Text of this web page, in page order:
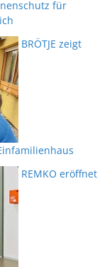
für
BRÖTJE zeigt
REMKO eröffnet